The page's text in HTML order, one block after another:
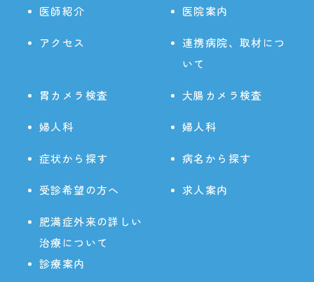
医師紹介 医院案内
アクセス
連携病院、取材につ
いて
胃カメラ検査 大腸カメラ検査
婦人科 婦人科
症状から探す 病名から探す
受診希望の方へ 求人案内
肥満症外来の詳しい
治療について
診療案内